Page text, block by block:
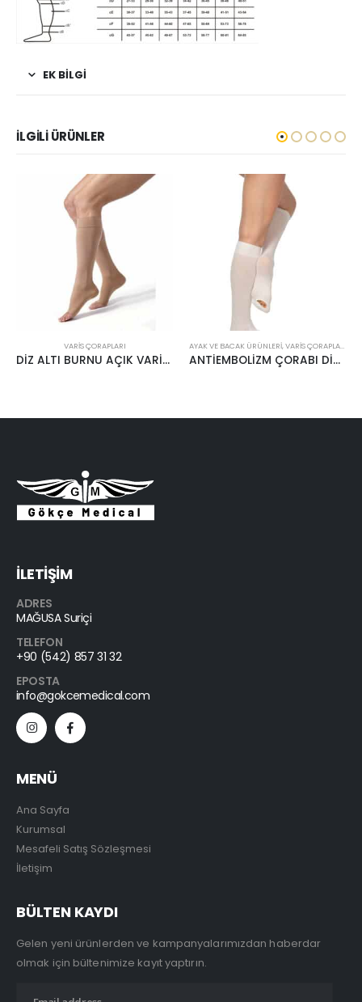
EK BILGI
İLGILI ÜRÜNLER
VARIS ÇORAPLARI
DİZ ALTI BURNU AÇIK VARİS ÇORABI KREM
AYAK VE BACAK ÜRÜNLERI,VARIS ÇORAPLARI
ANTİEMBOLİZM ÇORABI DİZ ALTI
İLETİŞİM
ADRES
MAĞUSA Suriçi
TELEFON
+90 (542) 857 31 32
EPOSTA
info@gokcemedical.com
MENÜ
Ana Sayfa
Kurumsal
Mesafeli Satış Sözleşmesi
İletişim
BÜLTEN KAYDI
Gelen yeni ürünlerden ve kampanyalarımızdan haberdar
olmak için bültenimize kayıt yaptırın.